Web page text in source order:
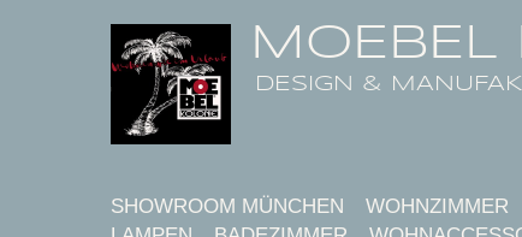
MOEBEL
DESIGN &
SHOWROOM MÜNCHEN WOHNZIMMER